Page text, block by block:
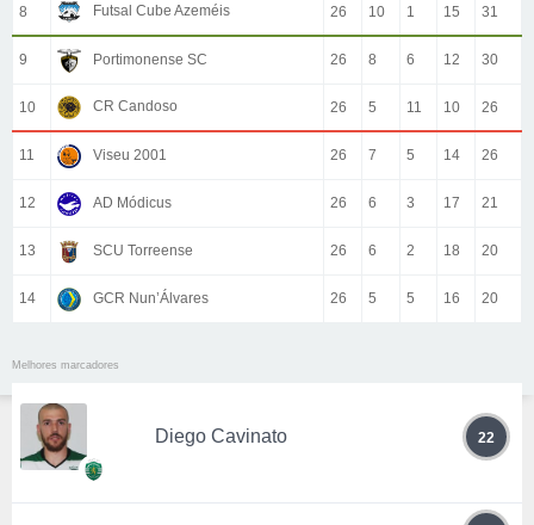
8 Futsal Cube Azeméis 26 10 1 15 31
9 Portimonense SC 26 8 6 12 30
10 CR Candoso 26 5 11 10 26
11 Viseu 2001 26 7 5 14 26
12 AD Módicus 26 6 3 17 21
13 SCU Torreense 26 6 2 18 20
14 GCR Nun’Álvares 26 5 5 16 20
Melhores marcadores
Diego Cavinato 22